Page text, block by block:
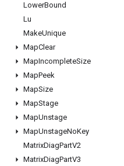
LowerBound
Lu
MakeUnique
MapClear
MapIncompleteSize
MapPeek
MapSize
MapStage
MapUnstage
MapUnstageNoKey
MatrixDiagPartV2
MatrixDiagPartV3